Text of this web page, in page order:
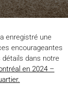
enregistré une
encourageantes
dans notre
en 2024 –